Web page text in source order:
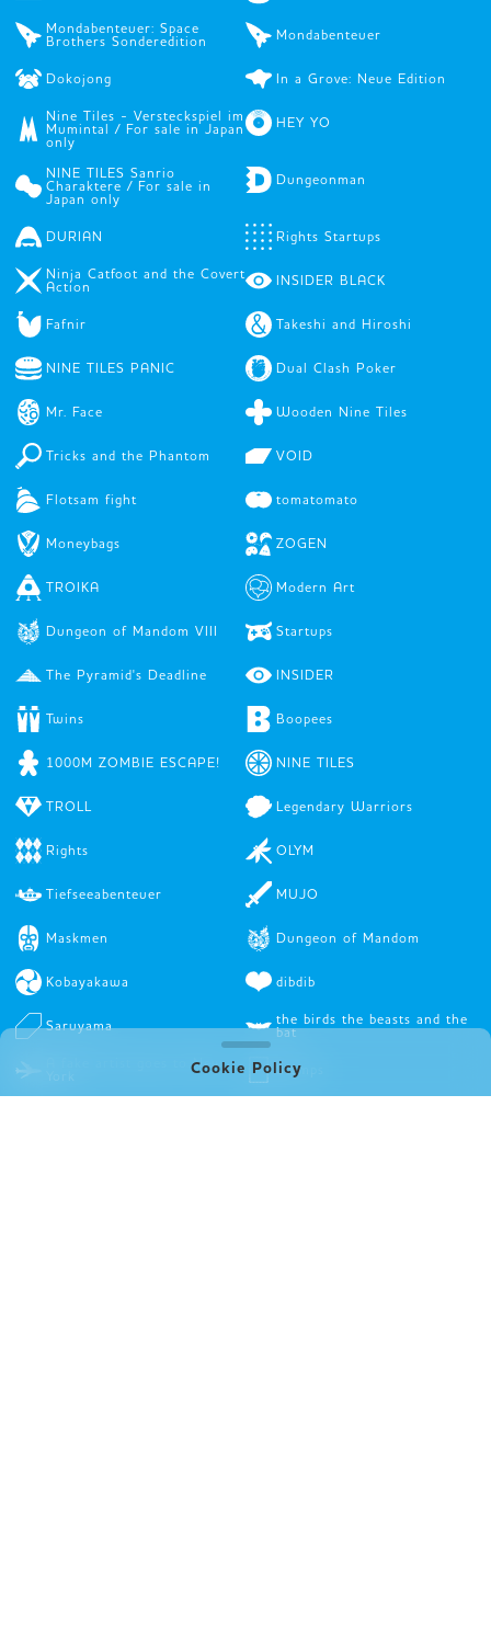
Mondabenteuer: Space
Brothers Sonderedition
Mondabenteuer
Dokojong In a Grove: Neue Edition
Nine Tiles - Versteckspiel im
Mumintal / For sale in Japan
only
HEY YO
NINE TILES Sanrio
Charaktere / For sale in
Japan only
Dungeonman
DURIAN Rights Startups
Ninja Catfoot and the Covert
Action
INSIDER BLACK
Fafnir Takeshi and Hiroshi
NINE TILES PANIC Dual Clash Poker
Mr. Face Wooden Nine Tiles
Tricks and the Phantom VOID
Flotsam fight tomatomato
Moneybags ZOGEN
TROIKA Modern Art
Dungeon of Mandom VIII Startups
The Pyramid's Deadline INSIDER
Twins Boopees
1000M ZOMBIE ESCAPE! NINE TILES
TROLL Legendary Warriors
Rights OLYM
Tiefseeabenteuer MUJO
Maskmen Dungeon of Mandom
Kobayakawa dibdib
Saruyama
the birds the beasts and the
bat
A fake artist goes to New
Stamps
Cookie Policy